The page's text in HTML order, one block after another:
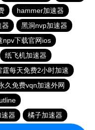
hammer加速器
器
黑洞nvp加速器
npv下载官网ios
纸飞机加速器
霆每天免费2小时加速
久免费vqn加速外网
器
橘子加速器